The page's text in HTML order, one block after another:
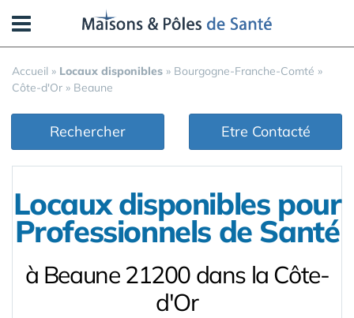
Accueil » Locaux disponibles » Bourgogne-Franche-Comté »
Côte-d'Or » Beaune
Rechercher Etre Contacté
Locaux disponibles pour
Professionnels de Santé
à Beaune 21200 dans la Côte-
d'Or
Panneau de gestion des cookies